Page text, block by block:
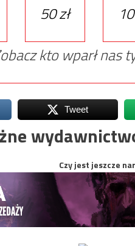
50 zł
kto wparł nas
Tweet
Czy jest jeszcze